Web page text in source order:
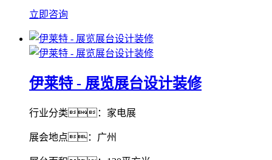
立即咨询
伊莱特 - 展览展台设计装修
行业分类：家电展
展会地点：广州